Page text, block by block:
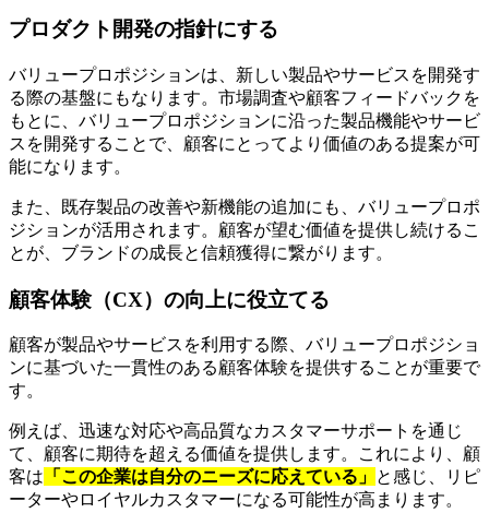
プロダクト開発の指針にする
バリュープロポジションは、新しい製品やサービスを開発す
る際の基盤にもなります。市場調査や顧客フィードバックを
もとに、バリュープロポジションに沿った製品機能やサービ
スを開発することで、顧客にとってより価値のある提案が可
能になります。
また、既存製品の改善や新機能の追加にも、バリュープロポ
ジションが活用されます。顧客が望む価値を提供し続けるこ
とが、ブランドの成長と信頼獲得に繋がります。
顧客体験（CX）の向上に役立てる
顧客が製品やサービスを利用する際、バリュープロポジショ
ンに基づいた一貫性のある顧客体験を提供することが重要で
す。
例えば、迅速な対応や高品質なカスタマーサポートを通じ
て、顧客に期待を超える価値を提供します。これにより、顧
客は 「この企業は自分のニーズに応えている」 と感じ、リピ
ーターやロイヤルカスタマーになる可能性が高まります。